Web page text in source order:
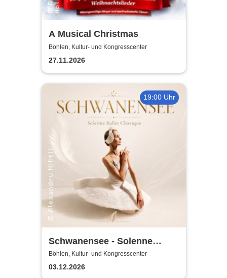
A Musical Christmas
Böhlen, Kultur- und Kongresscenter
27.11.2026
19:00 Uhr
Schwanensee - Solenne
Ballet Classique
Böhlen, Kultur- und Kongresscenter
03.12.2026